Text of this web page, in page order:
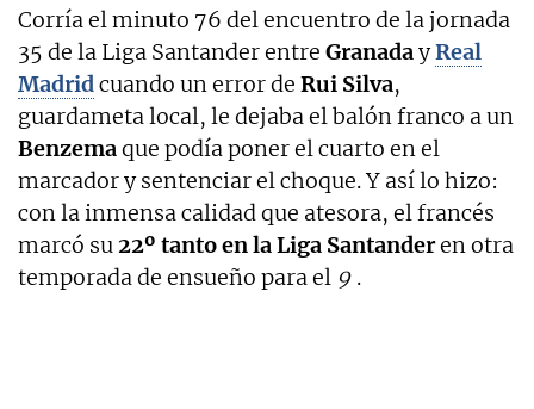
Corría el minuto 76 del encuentro de la jornada
35 de la Liga Santander entre GranadayReal
Madridcuando un error de Rui Silva,
guardameta local, le dejaba el balón franco a un
Benzemaque podía poner el cuarto en el
marcador y sentenciar el choque. Y así lo hizo:
con la inmensa calidad que atesora, el francés
marcó su22º tanto en la Liga Santanderen otra
temporada de ensueño para el 9 .